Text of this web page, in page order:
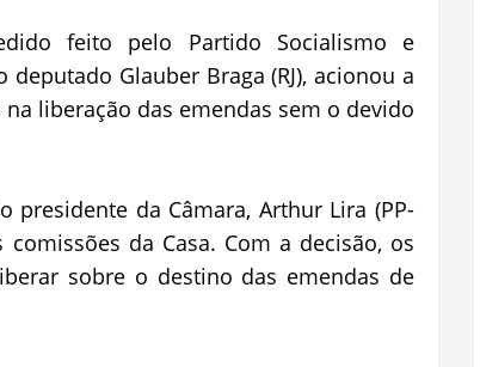
feito pelo Partido Socialismo e
deputado Glauber Braga (RJ), acionou a
liberação das emendas sem o devido
da Câmara, Arthur Lira (PP-
da Casa. Com a decisão, os
sobre o destino das emendas de